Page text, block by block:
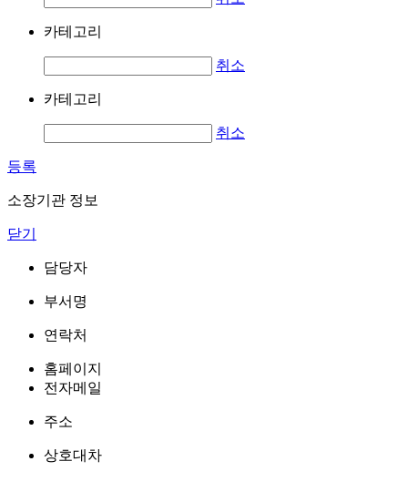
카테고리
취소
카테고리
취소
등록
소장기관 정보
닫기
담당자
부서명
연락처
홈페이지
전자메일
주소
상호대차